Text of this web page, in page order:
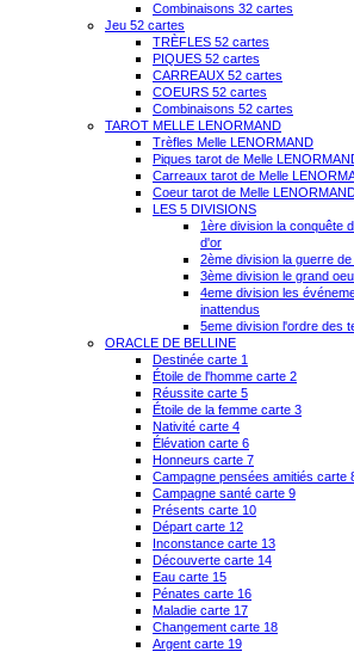
Combinaisons 32 cartes
Jeu 52 cartes
TRÈFLES 52 cartes
PIQUES 52 cartes
CARREAUX 52 cartes
COEURS 52 cartes
Combinaisons 52 cartes
TAROT MELLE LENORMAND
Trèfles Melle LENORMAND
Piques tarot de Melle
Carreaux tarot de Melle
Coeur tarot de Melle
LES 5 DIVISIONS
1ère division la conquête
d'or
2ème division la guerre de
3ème division le grand
4eme division les
inattendus
5eme division l'ordre des
ORACLE DE BELLINE
Destinée carte 1
Étoile de l'homme carte 2
Réussite carte 5
Étoile de la femme carte 3
Nativité carte 4
Élévation carte 6
Honneurs carte 7
Campagne pensées amitiés carte
Campagne santé carte 9
Présents carte 10
Départ carte 12
Inconstance carte 13
Découverte carte 14
Eau carte 15
Pénates carte 16
Maladie carte 17
Changement carte 18
Argent carte 19